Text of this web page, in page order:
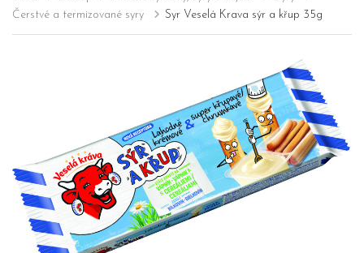
Čerstvé a termizované syry
Syr Veselá Krava sýr a křup 35g